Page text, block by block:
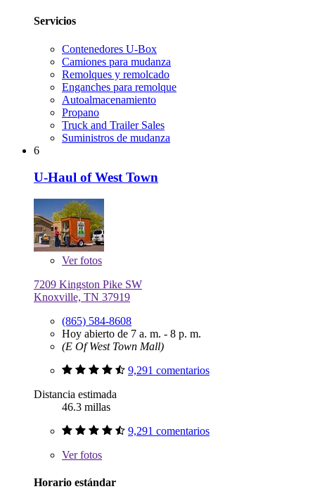
Servicios
Contenedores U-Box
Camiones para mudanza
Remolques y remolcado
Enganches para remolque
Autoalmacenamiento
Propano
Truck and Trailer Sales
Suministros de mudanza
6
U-Haul of West Town
Verfotos
7209 Kingston Pike SW
Knoxville, TN 37919
(865) 584-8608
Hoy abierto de 7 a. m. - 8 p. m.
(E Of West Town Mall)
9,291 comentarios
Distancia estimada
46.3 millas
9,291 comentarios
Verfotos
Horario estándar